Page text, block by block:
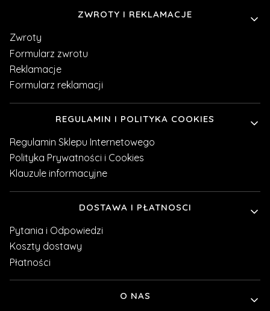
Linki w stopceZWROTY I REKLAMACJE
Zwroty
Formularz zwrotu
Reklamacje
Formularz reklamacji
REGULAMIN I POLITYKA COOKIES
Regulamin Sklepu Internetowego
Polityka Prywatności i Cookies
Klauzule informacyjne
DOSTAWA I PŁATNOSCI
Pytania i Odpowiedzi
Koszty dostawy
Płatności
O NAS